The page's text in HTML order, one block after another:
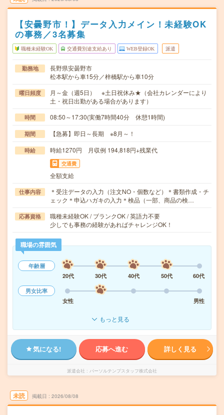
【安曇野市！】データ入力メイン！未経験OK
の事務／3名募集
職種未経験OK 交通費別途支給あり WEB登録OK 派遣
勤務地
長野県安曇野市
松本駅から車15分／梓橋駅から車10分
曜日頻度
月～金（週5日） ※土日祝休み★（会社カレンダーにより
土・祝日出勤がある場合があります）
時間 08:50～17:30(実働7時間40分 休憩1時間)
期間 【急募】即日～長期 ※8月～！
時給 時給1270円 月収例 194,818円+残業代
交通費
全額支給
仕事内容
＊受注データの入力（注文NO・個数など）＊書類作成・チ
ェック＊申込ハガキの入力＊検品（一部、商品の検…
応募資格
職種未経験OK / ブランクOK / 英語力不要
少しでも事務の経験があればチャレンジOK！
職場の雰囲気
年齢層
20代
30代 40代 50代
60代
男女比率
女性
男性
もっと見る
気になる! 応募へ進む 詳しく見る
派遣会社 パーソルテンプスタッフ株式会社
未読 掲載日 2026/08/08